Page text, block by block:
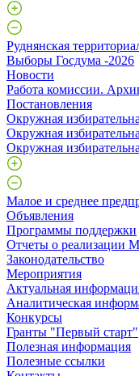
Руднянская
Выборы Госдума -2026
Новости
Работа комиссии.
Постановления
Окружная
Окружная
Окружная
Малое и среднее
Объявления
Программы поддержки
Отчеты о реализации
Законодательство
Мероприятия
Актуальная
Аналитическая
Конкурсы
Гранты "Первый старт"
Полезная информация
Полезные ссылки